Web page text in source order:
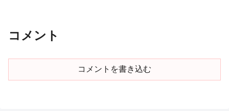
コメント
コメントを書き込む